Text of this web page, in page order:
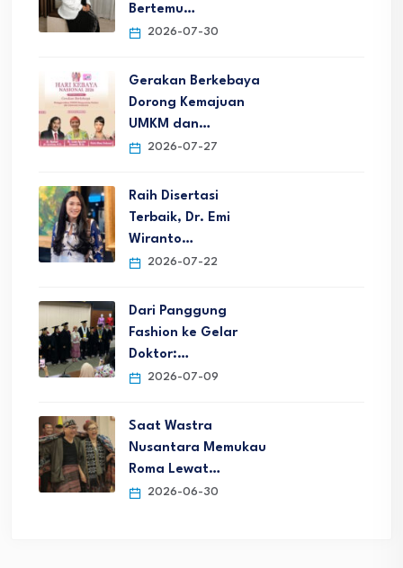
Bertemu…
2026-07-30
Gerakan Berkebaya
Dorong Kemajuan
UMKM dan…
2026-07-27
Raih Disertasi
Terbaik, Dr. Emi
Wiranto…
2026-07-22
Dari Panggung
Fashion ke Gelar
Doktor:…
2026-07-09
Saat Wastra
Nusantara Memukau
Roma Lewat…
2026-06-30